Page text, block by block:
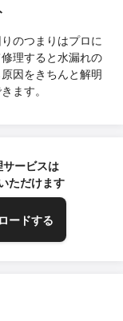
のつまりはプロに
理すると水漏れの
因をきちんと解明
ます。
ービスは
ただけます
ードする